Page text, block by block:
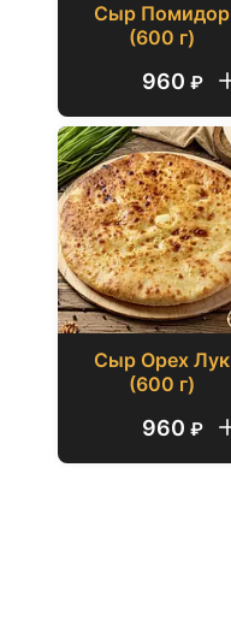
Сыр Помидор
(600 г)
960 ₽
Сыр Орех Лук
(600 г)
960 ₽